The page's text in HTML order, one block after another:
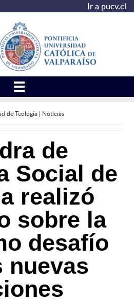
Ir a pucv.cl
de Teología| Noticias
de
Social de
realizó
sobre la
desafío
nuevas